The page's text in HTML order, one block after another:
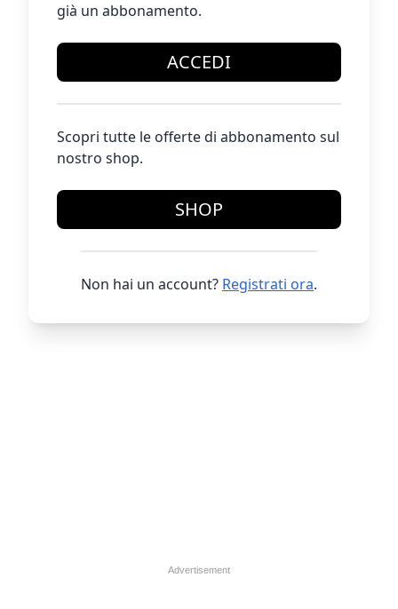
già un abbonamento.
ACCEDI
Scopri tutte le offerte di abbonamento sul
nostro shop.
SHOP
Non hai un account? Registrati ora.